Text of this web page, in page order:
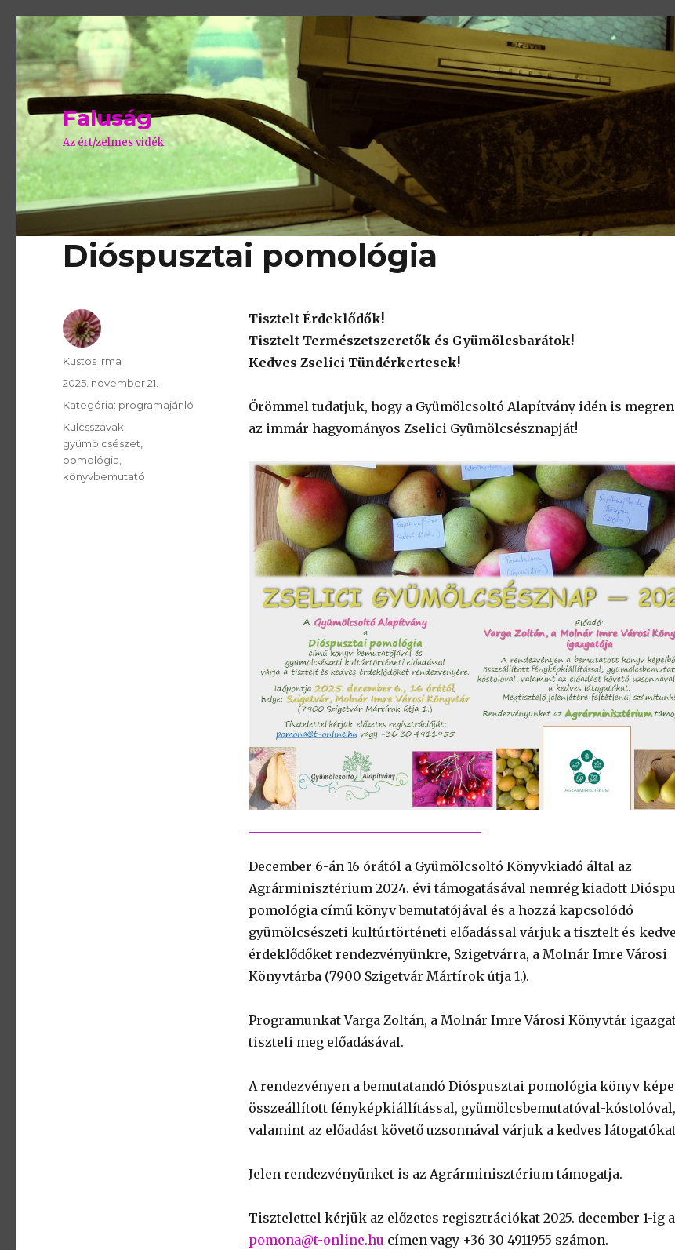
Faluság
Az ért/zelmes vidék
Dióspusztai pomológia
Tisztelt Érdeklődők!
Tisztelt Természetszeretők és Gyümölcsbarátok!
Kedves Zselici Tündérkertesek!
Örömmel tudatjuk, hogy a Gyümölcsoltó Alapítvány idén is
az immár hagyományos Zselici Gyümölcsésznapját!
December 6-án 16 órától a Gyümölcsoltó Könyvkiadó által az
Agrárminisztérium 2024. évi támogatásával nemrég kiadott
pomológia című könyv bemutatójával és a hozzá kapcsolódó
gyümölcsészeti kultúrtörténeti előadással várjuk a tisztelt és
érdeklődőket rendezvényünkre, Szigetvárra, a Molnár Imre Városi
Könyvtárba (7900 Szigetvár Mártírok útja 1.).
Programunkat Varga Zoltán, a Molnár Imre Városi Könyvtár
tiszteli meg előadásával.
A rendezvényen a bemutatandó Dióspusztai pomológia könyv
összeállított fényképkiállítással, gyümölcsbemutatóval-kóstolóval,
valamint az előadást követő uzsonnával várjuk a kedves
Jelen rendezvényünket is az Agrárminisztérium támogatja.
Tisztelettel kérjük az előzetes regisztrációkat 2025. december 1-ig a
pomona@t-online.hu címen vagy +36 30 4911955 számon.
SzerzÅ
Kustos Irma
Közzétéve:
2025. november 21.
Kategória: Kategória:
programajánló
Kulcsszavak:
gyümölcsészet
pomológia
könyvbemutató